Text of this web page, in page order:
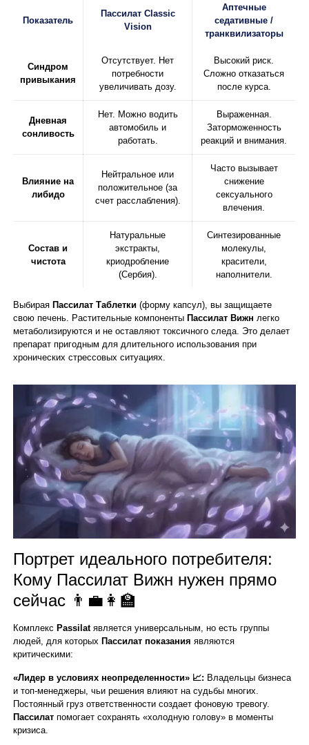
Показатель
Пассилат Classic
Vision
Аптечные
седативные /
транквилизаторы
Синдром
привыкания
Отсутствует. Нет
потребности
увеличивать дозу.
Высокий риск.
Сложно отказаться
после курса.
Дневная
сонливость
Нет. Можно водить
автомобиль и
работать.
Выраженная.
Заторможенность
реакций и внимания.
Влияние на
либидо
Нейтральное или
положительное (за
счет расслабления).
Часто вызывает
снижение
сексуального
влечения.
Состав и
чистота
Натуральные
экстракты,
криодробление
(Сербия).
Синтезированные
молекулы,
красители,
наполнители.
Выбирая Пассилат Таблетки (форму капсул), вы защищаете
свою печень. Растительные компоненты Пассилат Вижн легко
метаболизируются и не оставляют токсичного следа. Это делает
препарат пригодным для длительного использования при
хронических стрессовых ситуациях.
Портрет идеального потребителя:
Кому Пассилат Вижн нужен прямо
сейчас 👨‍💼👩‍🏫
Комплекс Passilatявляется универсальным, но есть группы
людей, для которых Пассилат показания являются
критическими:
«Лидер в условиях неопределенности» 📈: Владельцы бизнеса
и топ-менеджеры, чьи решения влияют на судьбы многих.
Постоянный груз ответственности создает фоновую тревогу.
Пассилат помогает сохранять «холодную голову» в моменты
кризиса.